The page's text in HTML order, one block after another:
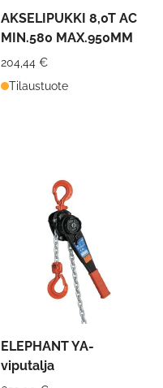
AKSELIPUKKI 8,0T AC
MIN.580 MAX.950MM
204,44 €
Tilaustuote
ELEPHANT YA-
viputalja